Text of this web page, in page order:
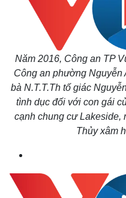
Năm 2016, Công an TP
Công an phường Nguyễn
bà N.T.T.Th tố giác
tình dục đối với con gái
cạnh chung cư Lakeside,
Thủy xâm